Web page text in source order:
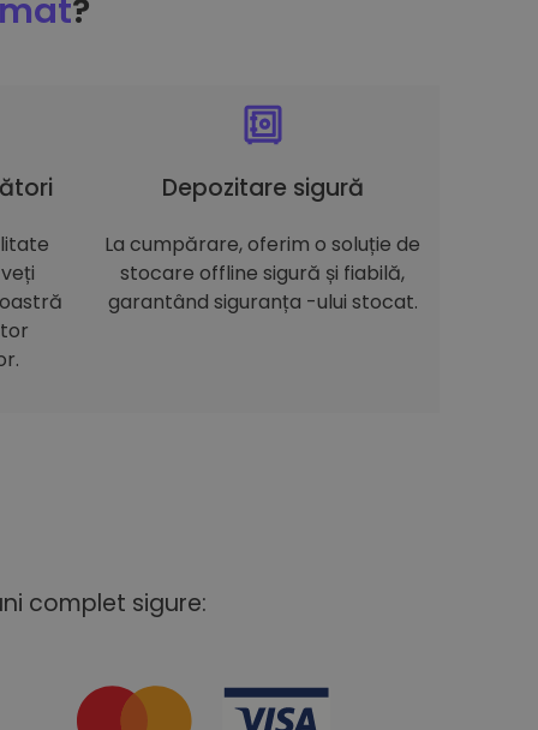
?
Depozitare sigură
La cumpărare, oferim o soluție de
stocare offline sigură și fiabilă,
garantând siguranța -ului stocat.
complet sigure: